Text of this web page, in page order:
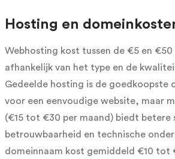
Hosting en
Webhosting kost tussen de €5 en €50
afhankelijk van het type en de
Gedeelde hosting is de goedkoopste
voor een eenvoudige website, maar
(€15 tot €30 per maand) biedt betere
betrouwbaarheid en technische
domeinnaam kost gemiddeld €10 tot